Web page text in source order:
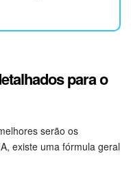
para o
serão os
existe uma fórmula geral